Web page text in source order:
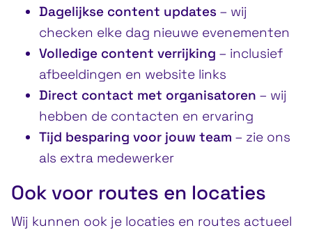
Dagelijkse content updates – wij
checken elke dag nieuwe evenementen
Volledige content verrijking – inclusief
afbeeldingen en website links
Direct contact met organisatoren – wij
hebben de contacten en ervaring
Tijd besparing voor jouw team – zie ons
als extra medewerker
Ook voor routes en locaties
Wij kunnen ook je locaties en routes actueel